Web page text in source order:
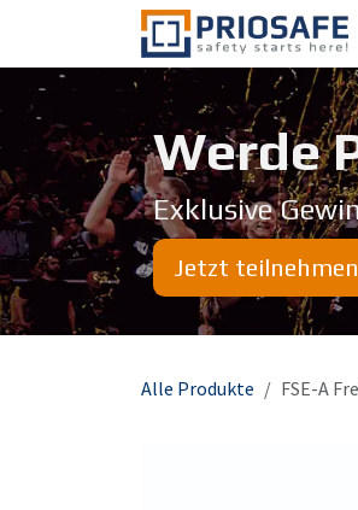
Zum Inhalt springen
Jetzt teilnehmen
Werde
Exklusive
Alle Produkte FSE-A